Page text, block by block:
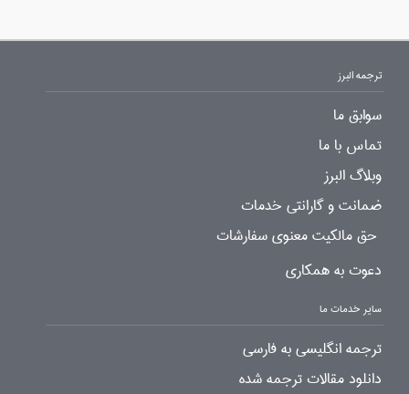
ترجمه البرز
سوابق ما
تماس با ما
وبلاگ البرز
ضمانت و گارانتی خدمات
حق مالکیت معنوی سفارشات
دعوت به همکاری
سایر خدمات ما
ترجمه انگلیسی به فارسی
دانلود مقالات ترجمه شده